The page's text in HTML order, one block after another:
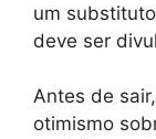
um
deve ser
Antes de
otimismo